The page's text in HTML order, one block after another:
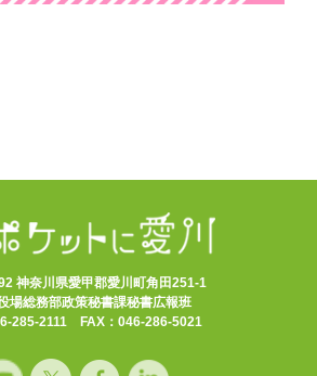
神奈川県愛甲郡愛川町角田251-1
場総務部政策秘書課秘書広報班
285-2111 FAX：046-286-5021